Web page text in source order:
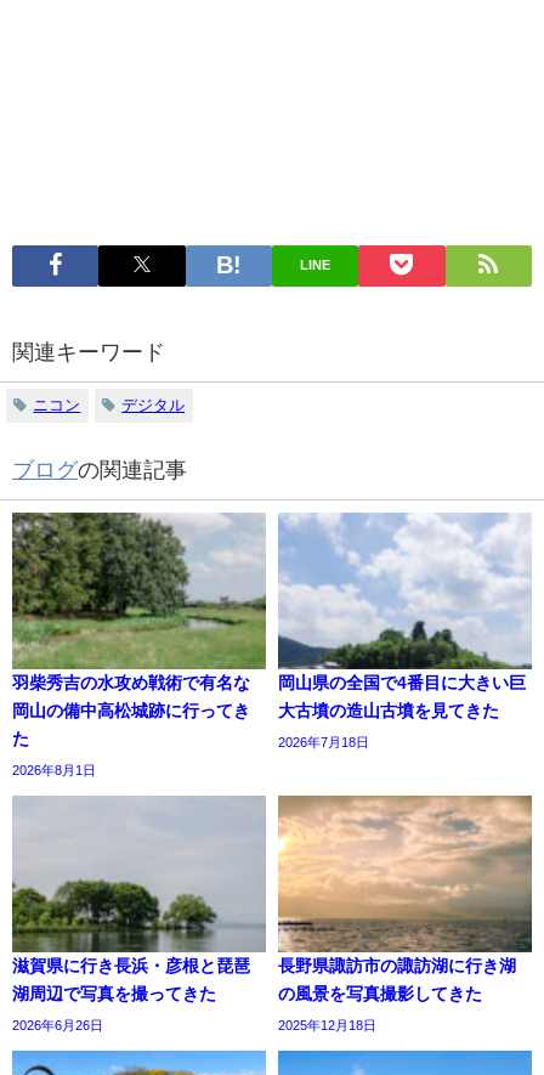
LINE
関連キーワード
ニコン デジタル
ブログの関連記事
羽柴秀吉の水攻め戦術で有名な
岡山の備中高松城跡に行ってき
た
2026年8月1日
岡山県の全国で4番目に大きい巨
大古墳の造山古墳を見てきた
2026年7月18日
滋賀県に行き長浜・彦根と琵琶
湖周辺で写真を撮ってきた
2026年6月26日
長野県諏訪市の諏訪湖に行き湖
の風景を写真撮影してきた
2025年12月18日